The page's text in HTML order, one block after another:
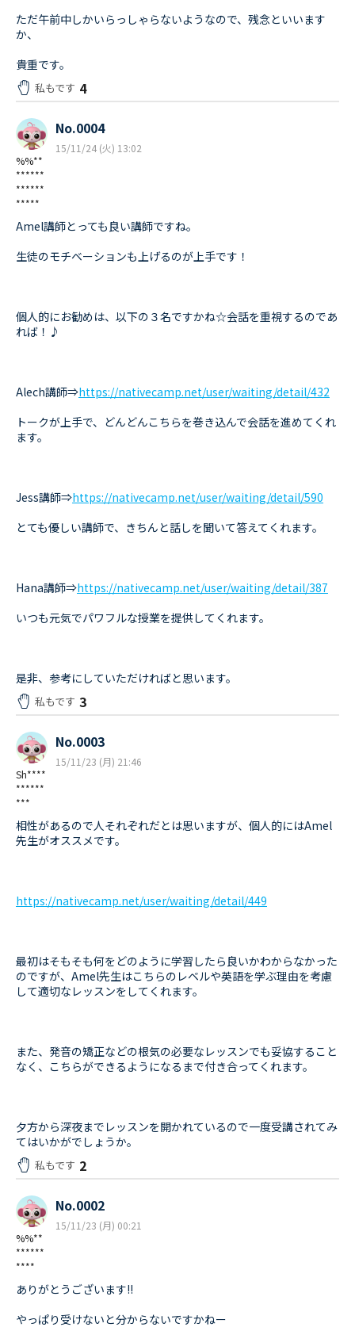
ただ午前中しかいらっしゃらないようなので、残念といいます
か、
貴重です。
私もです 4
%%**
******
******
*****
No.0004
15/11/24 (火) 13:02
Amel講師とっても良い講師ですね。
生徒のモチベーションも上げるのが上手です！
個人的にお勧めは、以下の３名ですかね☆会話を重視するのであ
れば！♪
Alech講師⇒https://nativecamp.net/user/waiting/detail/432
トークが上手で、どんどんこちらを巻き込んで会話を進めてくれ
ます。
Jess講師⇒https://nativecamp.net/user/waiting/detail/590
とても優しい講師で、きちんと話しを聞いて答えてくれます。
Hana講師⇒https://nativecamp.net/user/waiting/detail/387
いつも元気でパワフルな授業を提供してくれます。
是非、参考にしていただければと思います。
私もです 3
Sh****
******
***
No.0003
15/11/23 (月) 21:46
相性があるので人それぞれだとは思いますが、個人的にはAmel
先生がオススメです。
https://nativecamp.net/user/waiting/detail/449
最初はそもそも何をどのように学習したら良いかわからなかった
のですが、Amel先生はこちらのレベルや英語を学ぶ理由を考慮
して適切なレッスンをしてくれます。
また、発音の矯正などの根気の必要なレッスンでも妥協すること
なく、こちらができるようになるまで付き合ってくれます。
夕方から深夜までレッスンを開かれているので一度受講されてみ
てはいかがでしょうか。
私もです 2
%%**
******
****
No.0002
15/11/23 (月) 00:21
ありがとうございます!!
やっぱり受けないと分からないですかねー